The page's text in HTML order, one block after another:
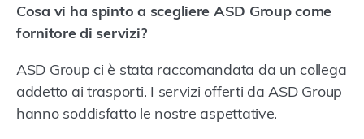
Cosa vi ha spinto a scegliere ASD Group come
fornitore di servizi?
ASD Group ci è stata raccomandata da un collega
addetto ai trasporti. I servizi offerti da ASD Group
hanno soddisfatto le nostre aspettative.